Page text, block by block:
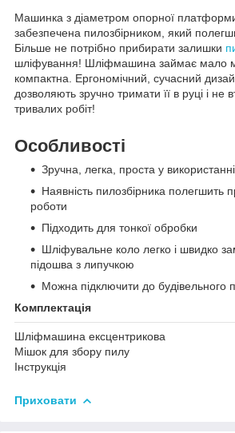
Машинка з діаметром опорної
забезпечена пилозбірником, який
Більше не потрібно прибирати залишки
шліфування! Шліфмашина займає мало
компактна. Ергономічний, сучасний
дозволяють зручно тримати її в руці і не
тривалих робіт!
Особливості
Зручна, легка, проста у використанні
Наявність пилозбірника полегшить
роботи
Підходить для тонкої обробки
Шліфувальне коло легко і швидко
підошва з липучкою
Можна підключити до будівельного
Комплектація
Шліфмашина ексцентрикова
Мішок для збору пилу
Інструкція
Приховати